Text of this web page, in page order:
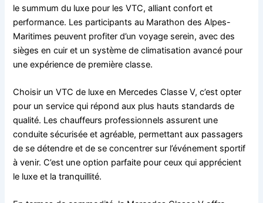
le summum du luxe pour les VTC, alliant confort et
performance. Les participants au Marathon des Alpes-
Maritimes peuvent profiter d’un voyage serein, avec des
sièges en cuir et un système de climatisation avancé pour
une expérience de première classe.
Choisir un VTC de luxe en Mercedes Classe V, c’est opter
pour un service qui répond aux plus hauts standards de
qualité. Les chauffeurs professionnels assurent une
conduite sécurisée et agréable, permettant aux passagers
de se détendre et de se concentrer sur l’événement sportif
à venir. C’est une option parfaite pour ceux qui apprécient
le luxe et la tranquillité.